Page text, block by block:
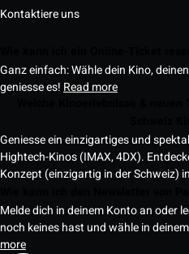
Kontaktiere uns
Ganz einfach: Wähle dein Kino,
geniesse es! Read more
Geniesse ein einzigartiges und
Hightech-Kinos (IMAX, 4DX).
Konzept (einzigartig in der Schweiz)
Melde dich in deinem Konto an oder
noch keines hast und wähle in
more